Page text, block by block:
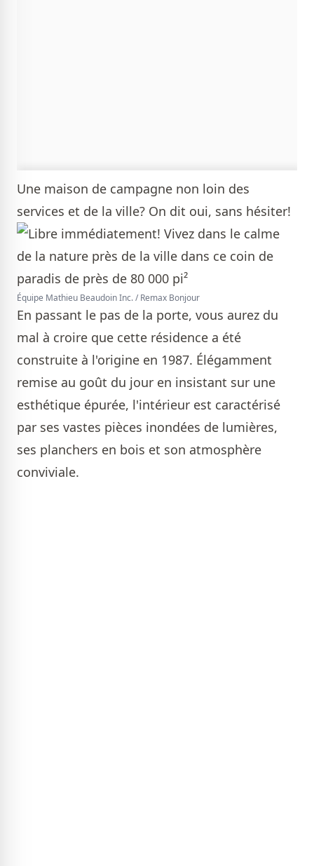
Une maison de campagne non loin des
services et de la ville? On dit oui, sans hésiter!
Équipe Mathieu Beaudoin Inc. / Remax Bonjour
En passant le pas de la porte, vous aurez du
mal à croire que cette résidence a été
construite à l'origine en 1987. Élégamment
remise au goût du jour en insistant sur une
esthétique épurée, l'intérieur est caractérisé
par ses vastes pièces inondées de lumières,
ses planchers en bois et son atmosphère
conviviale.